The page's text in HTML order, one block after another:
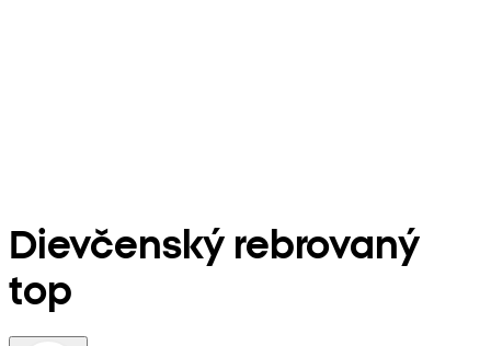
Dievčenský rebrovaný
top